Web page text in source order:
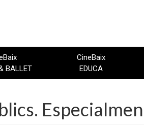
BALLET
CineBaix
EDUCA